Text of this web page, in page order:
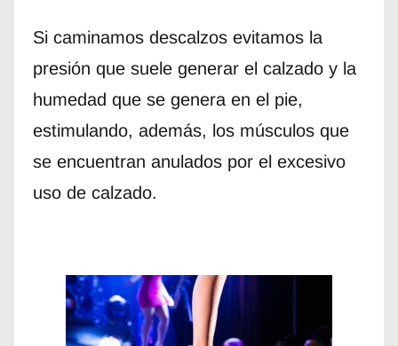
Si caminamos descalzos evitamos la
presión que suele generar el calzado y la
humedad que se genera en el pie,
estimulando, además, los músculos que
se encuentran anulados por el excesivo
uso de calzado.